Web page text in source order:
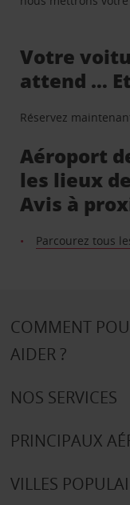
Votre
attend …
Réservez
Aéroport
les lieux
Avis à
Parcourez tous
COMMENT
AIDER ?
NOS SERVICES
PRINCIPAUX
VILLES